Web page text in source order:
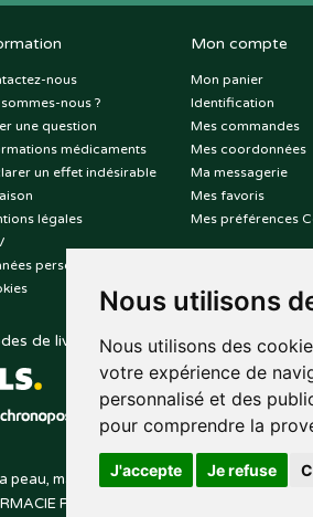
Nous utilisons
Nous utilisons des
votre expérience de
personnalisé et des
pour comprendre la
J'accepte Je refuse
nous
nous ?
une question
médicaments
un effet indésirable
légales
personnelles
Mon compte
Mon panier
Identification
Mes commandes
Mes coordonnées
Ma messagerie
Mes favoris
Mes préférences
de livraison Suivez-nous sur
peau, maquillage, toutes vos marques de
PAQUE